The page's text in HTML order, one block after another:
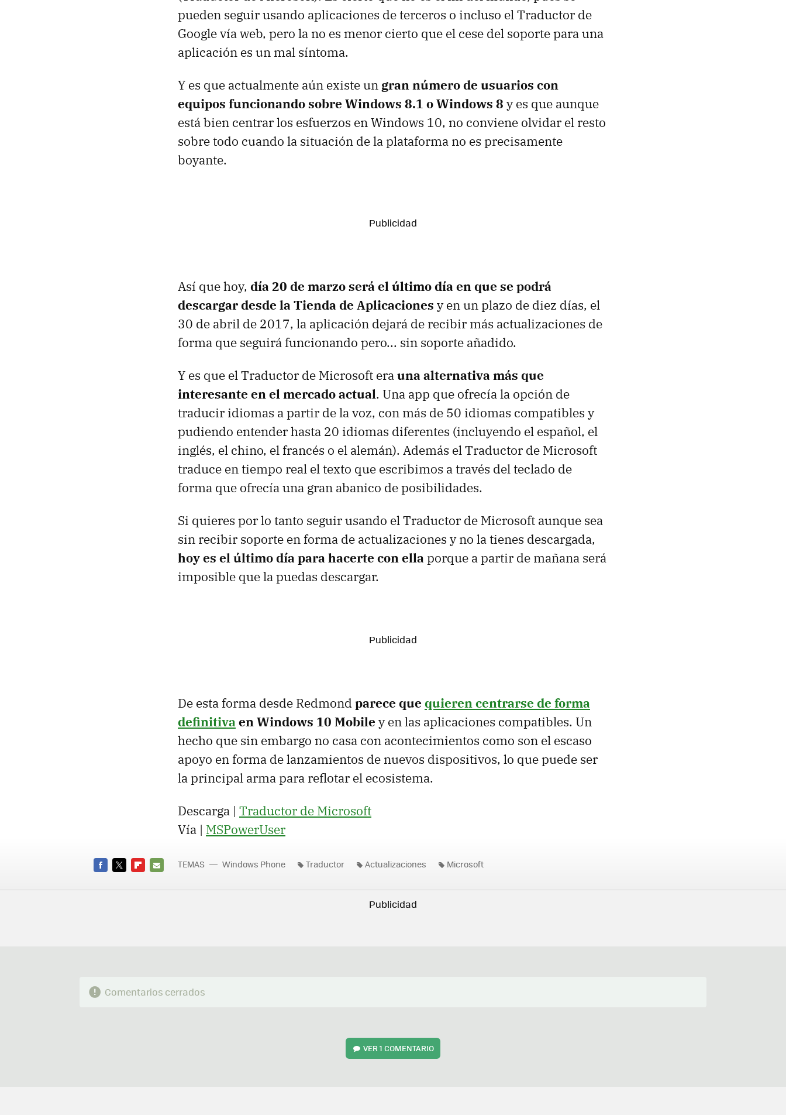
pueden seguir usando aplicaciones de terceros o incluso el Traductor de
Google vía web, pero la no es menor cierto que el cese del soporte para una
aplicación es un mal síntoma.
Y es que actualmente aún existe un gran número de usuarios con
equipos funcionando sobre Windows 8.1 o Windows 8 y es que aunque
está bien centrar los esfuerzos en Windows 10, no conviene olvidar el resto
sobre todo cuando la situación de la plataforma no es precisamente
boyante.
Así que hoy, día 20 de marzo será el último día en que se podrá
descargar desde la Tienda de Aplicaciones y en un plazo de diez días, el
30 de abril de 2017, la aplicación dejará de recibir más actualizaciones de
forma que seguirá funcionando pero... sin soporte añadido.
Y es que el Traductor de Microsoft erauna alternativa más que
interesante en el mercado actual. Una app que ofrecía la opción de
traducir idiomas a partir de la voz, con más de 50 idiomas compatibles y
pudiendo entender hasta 20 idiomas diferentes (incluyendo el español, el
inglés, el chino, el francés o el alemán). Además el Traductor de Microsoft
traduce en tiempo real el texto que escribimos a través del teclado de
forma que ofrecía una gran abanico de posibilidades.
Si quieres por lo tanto seguir usando el Traductor de Microsoft aunque sea
sin recibir soporte en forma de actualizaciones y no la tienes descargada,
hoy es el último día para hacerte con ella porque a partir de mañana será
imposible que la puedas descargar.
De esta forma desde Redmond parece que quieren centrarse de forma
definitiva en Windows 10 Mobile y en las aplicaciones compatibles. Un
hecho que sin embargo no casa con acontecimientos como son el escaso
apoyo en forma de lanzamientos de nuevos dispositivos, lo que puede ser
la principal arma para reflotar el ecosistema.
Descarga | Traductor de Microsoft
Vía | MSPowerUser
MAIL
TEMAS Windows Phone Traductor Actualizaciones Microsoft
Comentarios cerrados
VER1 COMENTARIO